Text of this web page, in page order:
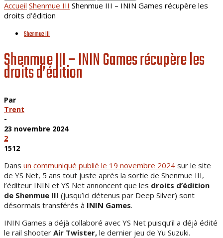
Accueil Shenmue III Shenmue III – ININ Games récupère les
droits d’édition
Shenmue III
Shenmue III – ININ Games récupère les
droits d’édition
Par
Trent
-
23 novembre 2024
2
1512
Dans un communiqué publié le 19 novembre 2024 sur le site
de YS Net, 5 ans tout juste après la sortie de Shenmue III,
l’éditeur ININ et YS Net annoncent que les droits d’édition
de Shenmue III (jusqu’ici détenus par Deep Silver) sont
désormais transférés à ININ Games.
ININ Games a déjà collaboré avec YS Net puisqu’il a déjà édité
le rail shooter Air Twister, le dernier jeu de Yu Suzuki.